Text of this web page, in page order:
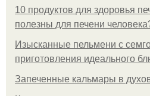
10 продуктов для здоровья
полезны для печени
Изысканные пельмени с
приготовления идеального
Запеченные кальмары в